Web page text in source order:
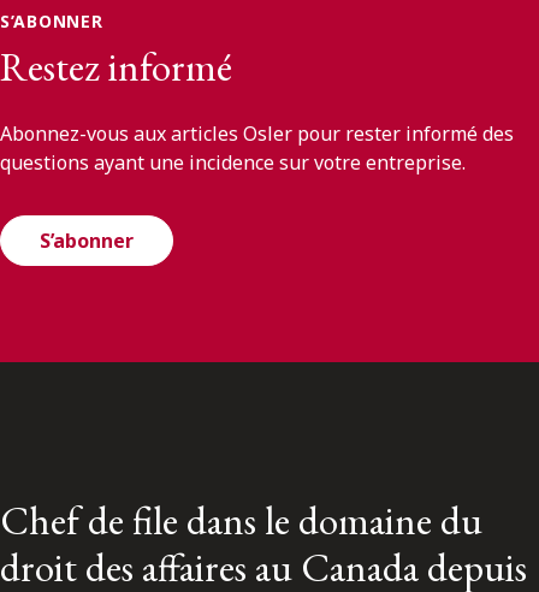
S’ABONNER
Restez informé
Abonnez-vous aux articles Osler pour rester informé des
questions ayant une incidence sur votre entreprise.
S’abonner
Chef de file dans le domaine du
droit des affaires au Canada depuis